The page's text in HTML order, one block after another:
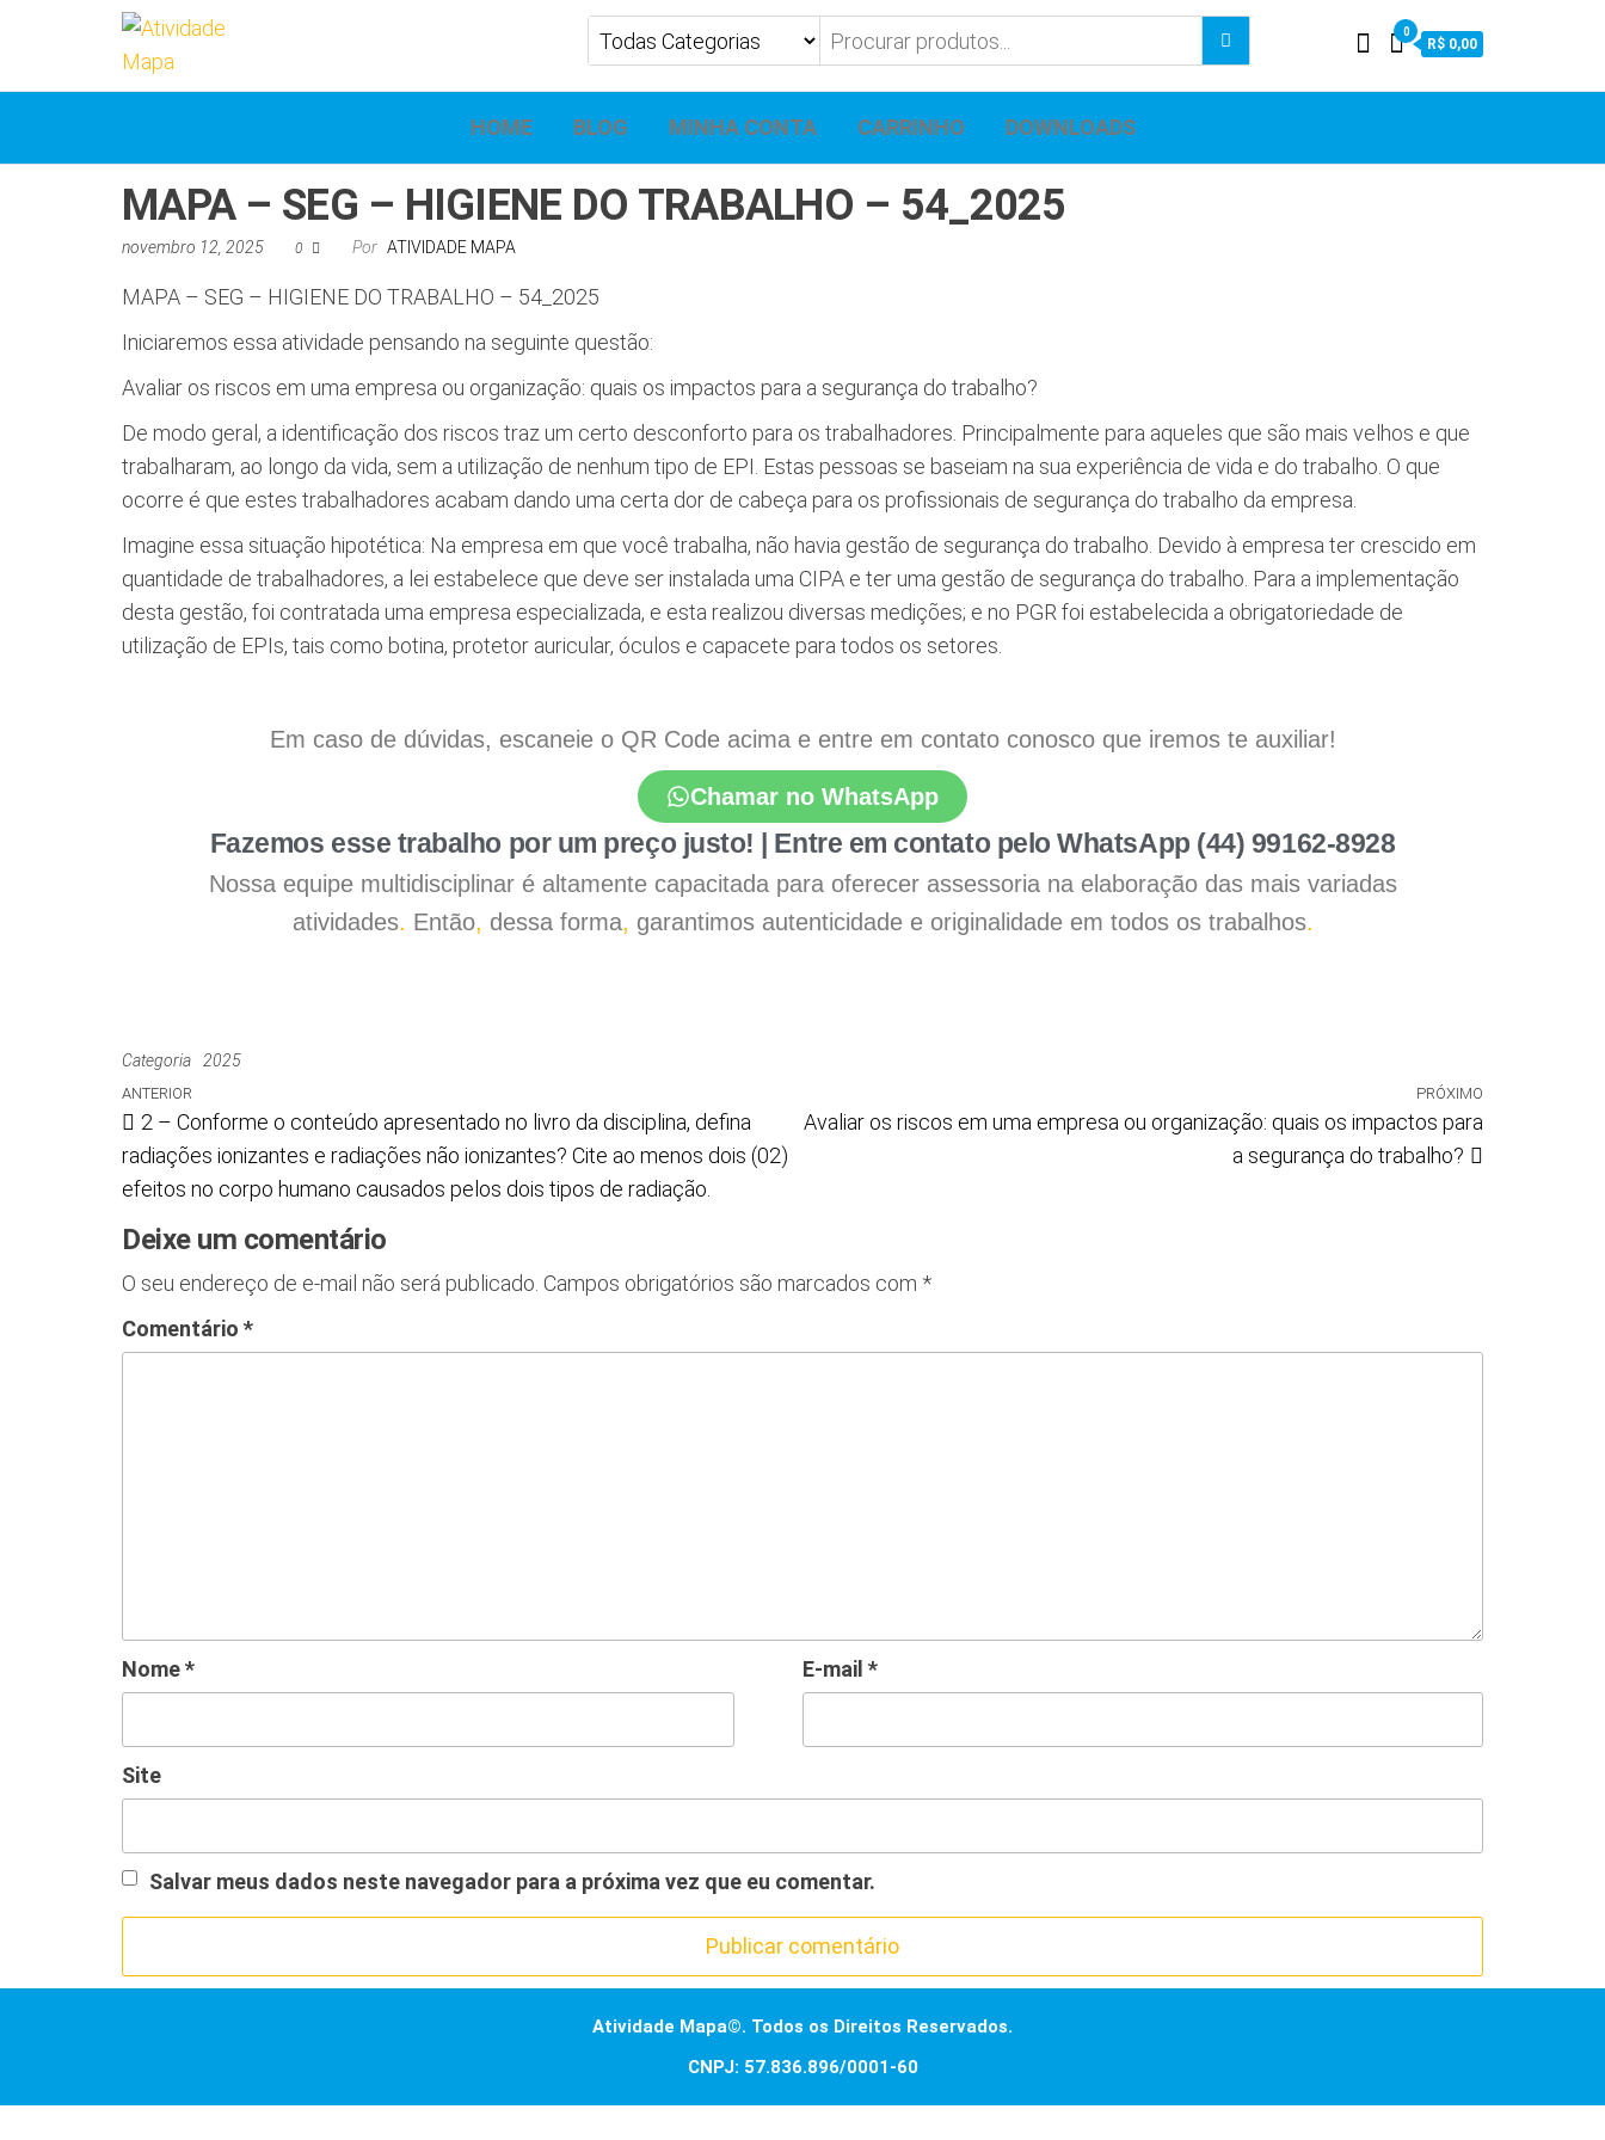
0
R$ 0,00
HOME BLOG MINHA CONTA CARRINHO DOWNLOADS
MAPA – SEG – HIGIENE DO TRABALHO – 54_2025
novembro 12, 2025 0 Por ATIVIDADE MAPA
MAPA – SEG – HIGIENE DO TRABALHO – 54_2025
Iniciaremos essa atividade pensando na seguinte questão:
Avaliar os riscos em uma empresa ou organização: quais os impactos para a segurança do trabalho?
De modo geral, a identificação dos riscos traz um certo desconforto para os trabalhadores. Principalmente para aqueles que são mais velhos e que
trabalharam, ao longo da vida, sem a utilização de nenhum tipo de EPI. Estas pessoas se baseiam na sua experiência de vida e do trabalho. O que
ocorre é que estes trabalhadores acabam dando uma certa dor de cabeça para os profissionais de segurança do trabalho da empresa.
Imagine essa situação hipotética: Na empresa em que você trabalha, não havia gestão de segurança do trabalho. Devido à empresa ter crescido em
quantidade de trabalhadores, a lei estabelece que deve ser instalada uma CIPA e ter uma gestão de segurança do trabalho. Para a implementação
desta gestão, foi contratada uma empresa especializada, e esta realizou diversas medições; e no PGR foi estabelecida a obrigatoriedade de
utilização de EPIs, tais como botina, protetor auricular, óculos e capacete para todos os setores.
Em caso de dúvidas, escaneie o QR Code acima e entre em contato conosco que iremos te auxiliar!
Chamar no WhatsApp
Fazemos esse trabalho por um preço justo! | Entre em contato pelo WhatsApp (44) 99162-8928
Nossa equipe multidisciplinar é altamente capacitada para oferecer assessoria na elaboração das mais variadas
atividades. Então, dessa forma, garantimos autenticidade e originalidade em todos os trabalhos.
Categoria 2025
ANTERIOR
2 – Conforme o conteúdo apresentado no livro da disciplina, defina
radiações ionizantes e radiações não ionizantes? Cite ao menos dois (02)
efeitos no corpo humano causados pelos dois tipos de radiação.
PRÓXIMO
Avaliar os riscos em uma empresa ou organização: quais os impactos para
a segurança do trabalho?
Deixe um comentário
O seu endereço de e-mail não será publicado. Campos obrigatórios são marcados com *
Comentário *
Nome* E-mail *
Site
Salvar meus dados neste navegador para a próxima vez que eu comentar.
Atividade Mapa©. Todos os Direitos Reservados.
CNPJ: 57.836.896/0001-60